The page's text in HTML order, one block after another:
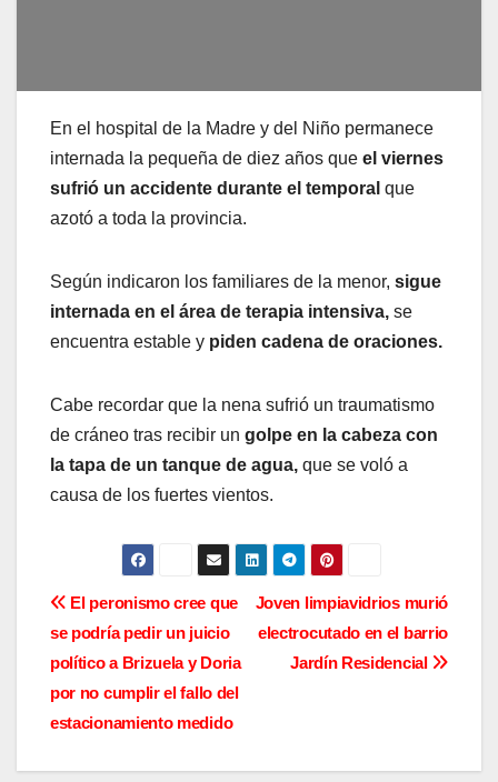
En el hospital de la Madre y del Niño permanece
internada la pequeña de diez años que el viernes
sufrió un accidente durante el temporal que
azotó a toda la provincia.
Según indicaron los familiares de la menor, sigue
internada en el área de terapia intensiva, se
encuentra estable y piden cadena de oraciones.
Cabe recordar que la nena sufrió un traumatismo
de cráneo tras recibir un golpe en la cabeza con
la tapa de un tanque de agua, que se voló a
causa de los fuertes vientos.
N
a
v
Joven limpiavidrios murió
electrocutado en el barrio
Jardín Residencial
El peronismo cree que
se podría pedir un juicio
político a Brizuela y Doria
por no cumplir el fallo del
estacionamiento medido